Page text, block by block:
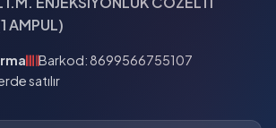
AMPUL)
Barkod: 8699566755107
satılır